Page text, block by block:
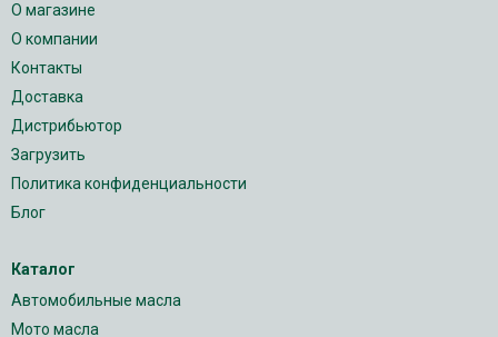
О магазине
О компании
Контакты
Доставка
Дистрибьютор
Загрузить
Политика конфиденциальности
Блог
Каталог
Автомобильные масла
Мото масла